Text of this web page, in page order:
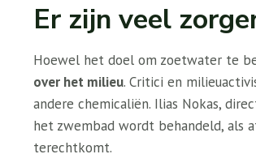
Er zijn veel
Hoewel het doel om zoetwater te
over het milieu. Critici en
andere chemicaliën. Ilias Nokas,
het zwembad wordt behandeld, als
terechtkomt.